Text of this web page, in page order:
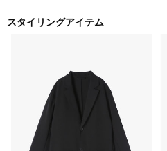
スタイリングアイテム